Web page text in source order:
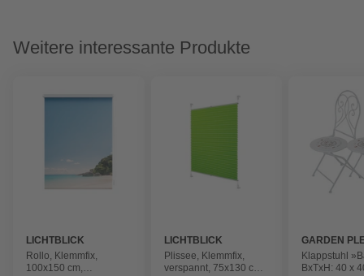
Weitere interessante Produkte
LICHTBLICK
Rollo, ‎‎Klemmfix,
100x150 cm‎,
LICHTBLICK
Plissee, Klemmfix,
verspannt, 75x130 cm,
GARDEN
Klappstuhl
BxTxH: 40 x